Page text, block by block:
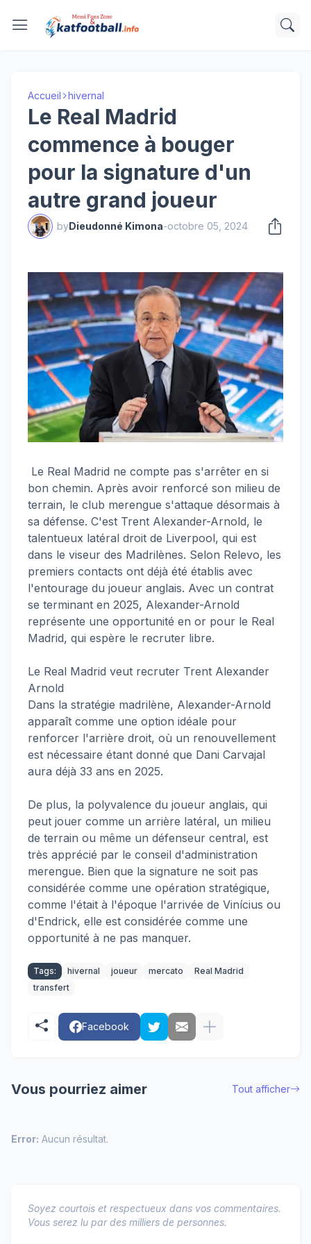
Accueil hivernal
Le Real Madrid
commence à bouger
pour la signature d'un
autre grand joueur
byDieudonné Kimona-octobre 05, 2024
Le Real Madrid ne compte pas s'arrêter en si
bon chemin. Après avoir renforcé son milieu de
terrain, le club merengue s'attaque désormais à
sa défense. C'est Trent Alexander-Arnold, le
talentueux latéral droit de Liverpool, qui est
dans le viseur des Madrilènes. Selon Relevo, les
premiers contacts ont déjà été établis avec
l'entourage du joueur anglais. Avec un contrat
se terminant en 2025, Alexander-Arnold
représente une opportunité en or pour le Real
Madrid, qui espère le recruter libre.
Le Real Madrid veut recruter Trent Alexander
Arnold
Dans la stratégie madrilène, Alexander-Arnold
apparaît comme une option idéale pour
renforcer l'arrière droit, où un renouvellement
est nécessaire étant donné que Dani Carvajal
aura déjà 33 ans en 2025.
De plus, la polyvalence du joueur anglais, qui
peut jouer comme un arrière latéral, un milieu
de terrain ou même un défenseur central, est
très apprécié par le conseil d'administration
merengue. Bien que la signature ne soit pas
considérée comme une opération stratégique,
comme l'était à l'époque l'arrivée de Vinícius ou
d'Endrick, elle est considérée comme une
opportunité à ne pas manquer.
Tags: hivernal joueur mercato
Real Madrid
transfert
Facebook
Vous pourriez aimer Tout afficher
Error: Aucun résultat.
Soyez courtois et respectueux dans vos commentaires.
Vous serez lu par des milliers de personnes.